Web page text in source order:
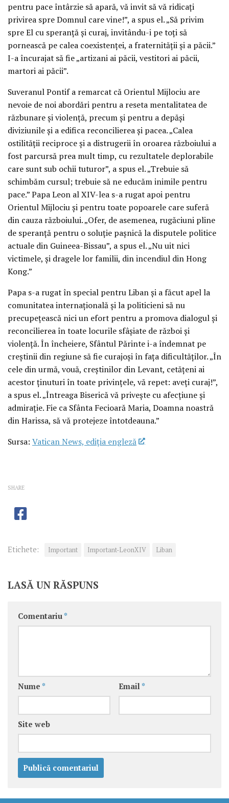
pentru pace întârzie să apară, vă invit să vă ridicați
privirea spre Domnul care vine!”, a spus el. „Să privim
spre El cu speranță și curaj, invitându-i pe toți să
pornească pe calea coexistenței, a fraternității și a păcii.”
I-a încurajat să fie „artizani ai păcii, vestitori ai păcii,
martori ai păcii”.
Suveranul Pontif a remarcat că Orientul Mijlociu are
nevoie de noi abordări pentru a reseta mentalitatea de
răzbunare și violență, precum și pentru a depăși
diviziunile și a edifica reconcilierea și pacea. „Calea
ostilității reciproce și a distrugerii în oroarea războiului a
fost parcursă prea mult timp, cu rezultatele deplorabile
care sunt sub ochii tuturor”, a spus el. „Trebuie să
schimbăm cursul; trebuie să ne educăm inimile pentru
pace.” Papa Leon al XIV-lea s-a rugat apoi pentru
Orientul Mijlociu și pentru toate popoarele care suferă
din cauza războiului. „Ofer, de asemenea, rugăciuni pline
de speranță pentru o soluție pașnică la disputele politice
actuale din Guineea-Bissau”, a spus el. „Nu uit nici
victimele, și dragele lor familii, din incendiul din Hong
Kong.”
Papa s-a rugat în special pentru Liban și a făcut apel la
comunitatea internațională și la politicieni să nu
precupețească nici un efort pentru a promova dialogul și
reconcilierea în toate locurile sfâșiate de război și
violență. În încheiere, Sfântul Părinte i-a îndemnat pe
creștinii din regiune să fie curajoși în fața dificultăților. „În
cele din urmă, vouă, creștinilor din Levant, cetățeni ai
acestor ținuturi în toate privințele, vă repet: aveți curaj!”,
a spus el. „Întreaga Biserică vă privește cu afecțiune și
admirație. Fie ca Sfânta Fecioară Maria, Doamna noastră
din Harissa, să vă protejeze întotdeauna.”
Sursa: Vatican News, ediția engleză
SHARE
Etichete: Important Important-LeonXIV Liban
LASĂ UN RĂSPUNS
Comentariu *
Nume * Email *
Site web